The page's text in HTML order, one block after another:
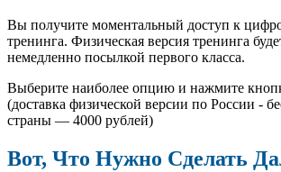
Вы получите моментальный доступ к
тренинга. Физическая версия тренинга
немедленно посылкой первого класса.
Выберите наиболее опцию и нажмите
(доставка физической версии по России -
страны — 4000 рублей)
Вот, Что Нужно Сделать